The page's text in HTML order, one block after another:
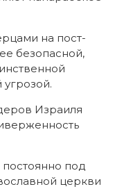
на пост-
безопасной,
Израиля
под
церкви